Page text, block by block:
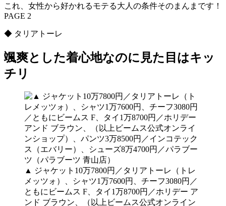
これ、女性から好かれるモテる大人の条件そのまんまです！
PAGE 2
◆ タリアトーレ
颯爽とした着心地なのに見た目はキッ
チリ
▲ ジャケット10万7800円／タリアトーレ（トレ
メッツォ）、シャツ1万7600円、チーフ3080円／
ともにビームス F、タイ1万8700円／ホリデー ア
ンド ブラウン、（以上ビームス公式オンライン